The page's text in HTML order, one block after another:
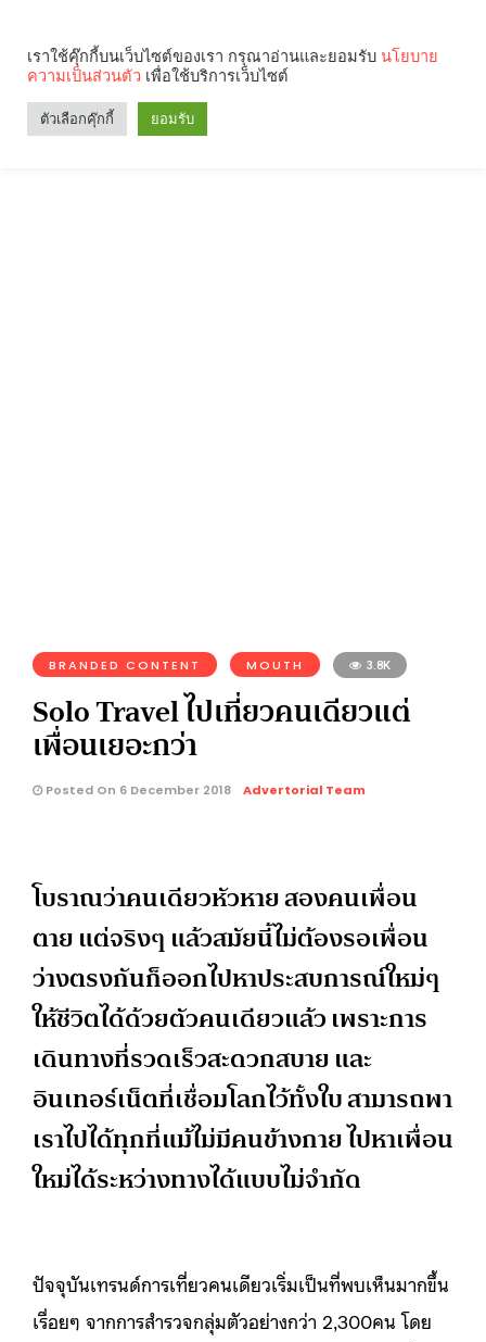
BRANDED CONTENT MOUTH 3.8K
Solo Travel ไปเที่ยวคนเดียวแต่
เพื่อนเยอะกว่า
Posted On 6 December 2018 Advertorial Team
โบราณว่าคนเดียวหัวหาย สองคนเพื่อน
ตาย แต่จริงๆ แล้วสมัยนี้ไม่ต้องรอเพื่อน
ว่างตรงกันก็ออกไปหาประสบการณ์ใหม่ๆ
ให้ชีวิตได้ด้วยตัวคนเดียวแล้ว เพราะการ
เดินทางที่รวดเร็วสะดวกสบาย และ
อินเทอร์เน็ตที่เชื่อมโลกไว้ทั้งใบ สามารถพา
เราไปได้ทุกที่แม้ไม่มีคนข้างกาย ไปหาเพื่อน
ใหม่ได้ระหว่างทางได้แบบไม่จำกัด
ปัจจุบันเทรนด์การเที่ยวคนเดียวเริ่มเป็นที่พบเห็นมากขึ้น
เรื่อยๆ จากการสำรวจกลุ่มตัวอย่างกว่า 2,300คน โดย
เราใช้คุ๊กกี้บนเว็บไซต์ของเรา กรุณาอ่านและยอมรับ นโยบาย
ความเป็นส่วนตัว เพื่อใช้บริการเว็บไซต์
ตัวเลือกคุ๊กกี้ ยอมรับ